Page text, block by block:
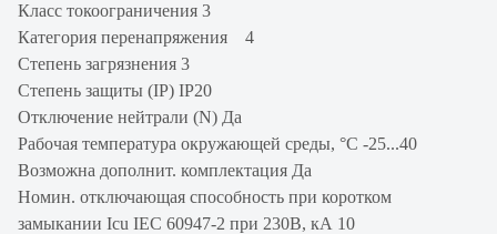
Класс токоограничения 3
Категория перенапряжения 4
Степень загрязнения 3
Степень защиты (IP) IP20
Отключение нейтрали (N) Да
Рабочая температура окружающей среды, °C -25...40
Возможна дополнит. комплектация Да
Номин. отключающая способность при коротком
замыкании Icu IEC 60947-2 при 230В, кА 10